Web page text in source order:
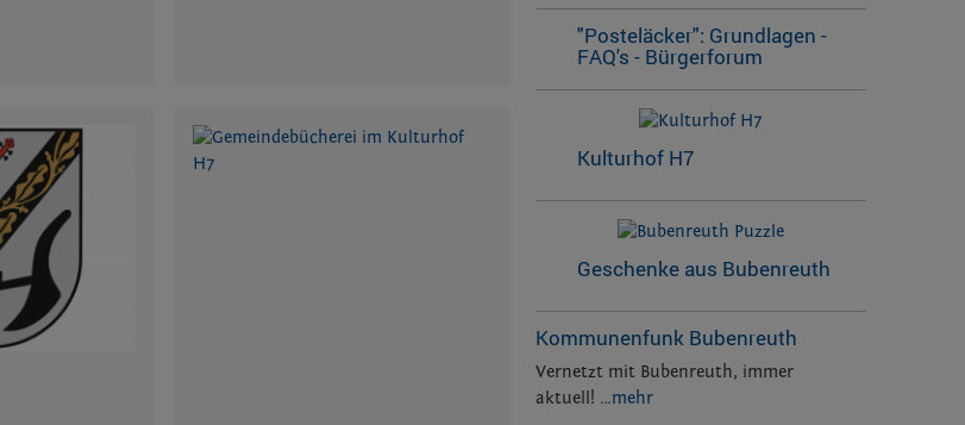
"Posteläcker": Grundlagen -
FAQ's - Bürgerforum
Kulturhof H7
Geschenke aus Bubenreuth
Kommunenfunk Bubenreuth
Vernetzt mit Bubenreuth, immer
aktuell! …mehr